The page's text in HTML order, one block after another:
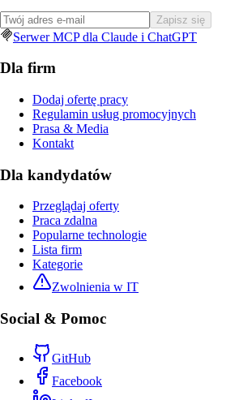
Zapisz się
Serwer MCP dla Claude i ChatGPT
Dla firm
Dodaj ofertę pracy
Regulamin usług promocyjnych
Prasa & Media
Kontakt
Dla kandydatów
Przeglądaj oferty
Praca zdalna
Popularne technologie
Lista firm
Kategorie
Zwolnienia w IT
Social & Pomoc
GitHub
Facebook